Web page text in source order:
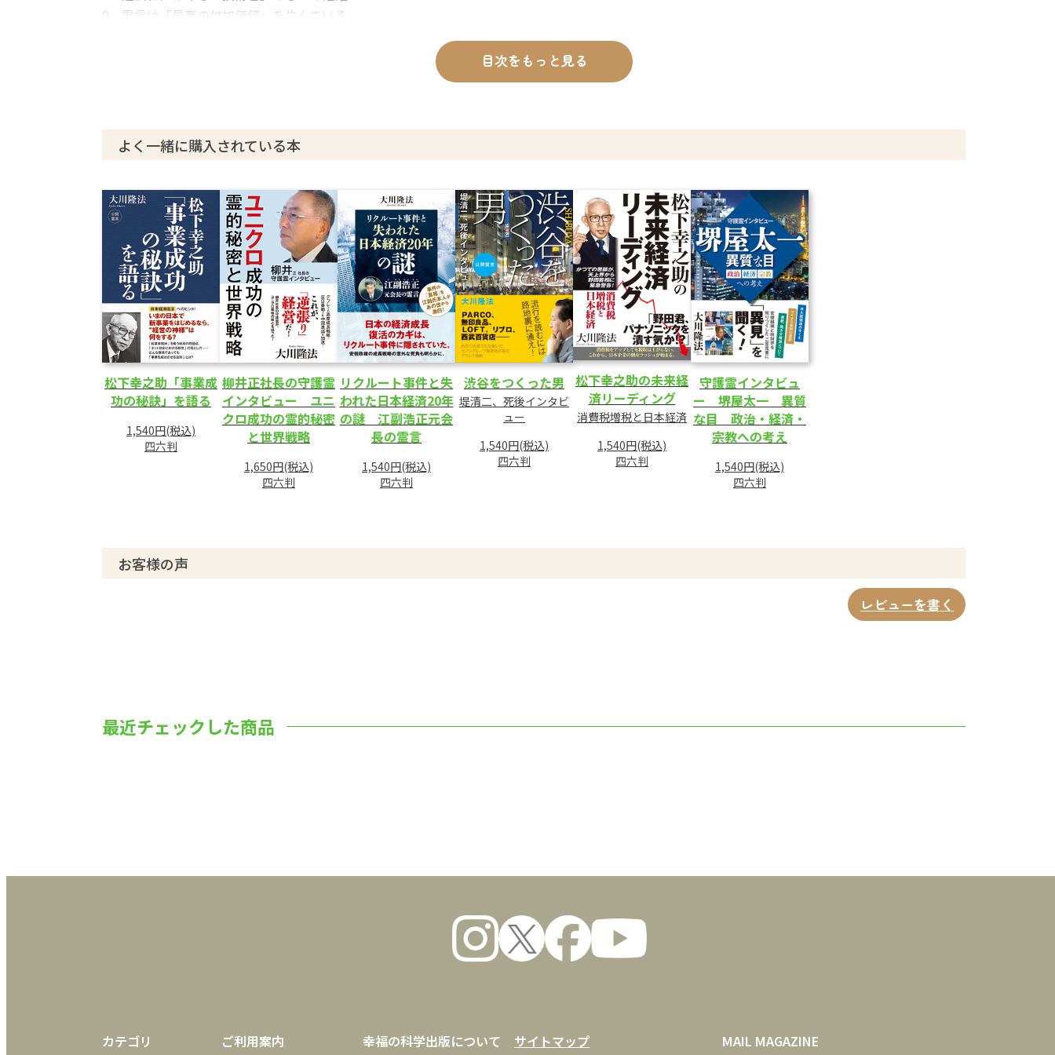
9 霊言は「最高の付加価値」を生んでいる
目次をもっと見る
よく一緒に購入されている本
松下幸之助「事業成
功の秘訣」を語る
1,540円(税込)
四六判
柳井正社長の守護霊
インタビュー ユニ
クロ成功の霊的秘密
と世界戦略
1,650円(税込)
四六判
リクルート事件と失
われた日本経済20年
の謎 江副浩正元会
長の霊言
1,540円(税込)
四六判
渋谷をつくった男
堤清二、死後インタビ
ュー
1,540円(税込)
四六判
松下幸之助の未来経
済リーディング
消費税増税と日本経済
1,540円(税込)
四六判
守護霊インタビュ
ー 堺屋太一 異質
な目 政治・経済・
宗教への考え
1,540円(税込)
四六判
お客様の声
レビューを書く
最近チェックした商品
カテゴリ ご利用案内 幸福の科学出版について サイトマップ MAIL MAGAZINE